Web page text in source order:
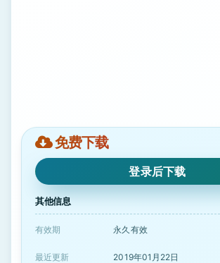
免费下载
登录后下载
其他信息
有效期 永久有效
最近更新 2019年01月22日